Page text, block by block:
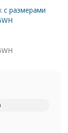
с размерами